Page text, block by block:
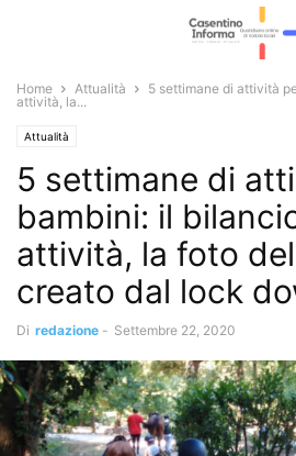
Home Attualità
5 settimane di attività
attività, la...
Attualità
5 settimane di
bambini: il
attività, la foto
creato dal lock
Di redazione - Settembre 22, 2020